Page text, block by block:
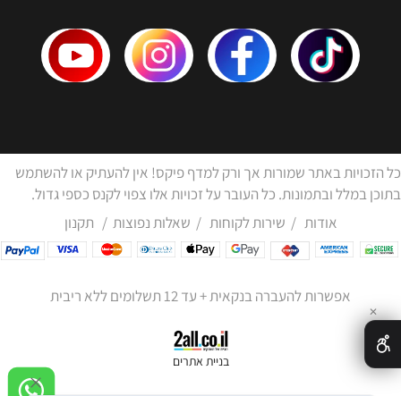
כל הזכויות באתר שמורות אך ורק למדף פיקס! אין להעתיק או להשתמש
בתוכן במלל ובתמונות. כל העובר על זכויות אלו צפוי לקנס כספי גדול.
אודות / שירות לקוחות / שאלות נפוצות / תקנון
אפשרות להעברה בנקאית + עד 12 תשלומים ללא ריבית
בניית אתרים
✕